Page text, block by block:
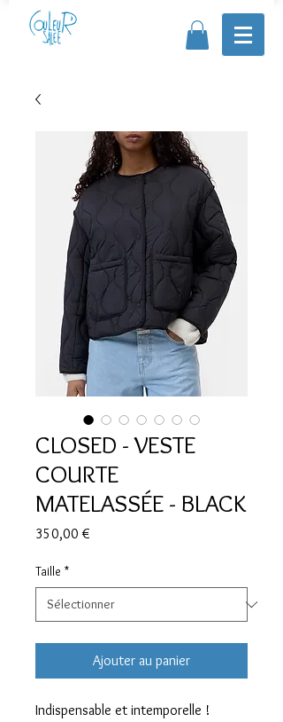
CLOSED - VESTE
COURTE
MATELASSÉE - BLACK
350,00 €
Taille *
Ajouter au panier
Indispensable et intemporelle !